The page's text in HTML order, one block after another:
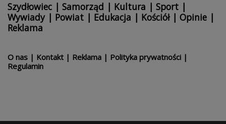
Szydłowiec | Samorząd | Kultura | Sport |
Wywiady| Powiat | Edukacja | Kościół| Opinie |
Reklama
O nas | Kontakt | Reklama | Polityka prywatności |
Regulamin